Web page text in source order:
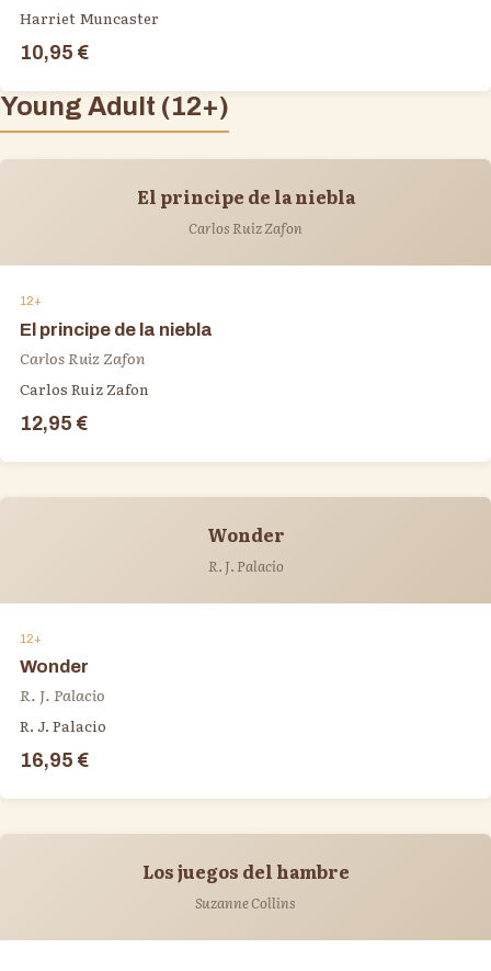
Harriet Muncaster
10,95 €
Young Adult (12+)
El principe de la niebla
Carlos Ruiz Zafon
12+
El principe de la niebla
Carlos Ruiz Zafon
Carlos Ruiz Zafon
12,95 €
Wonder
R. J. Palacio
12+
Wonder
R. J. Palacio
R. J. Palacio
16,95 €
Los juegos del hambre
Suzanne Collins